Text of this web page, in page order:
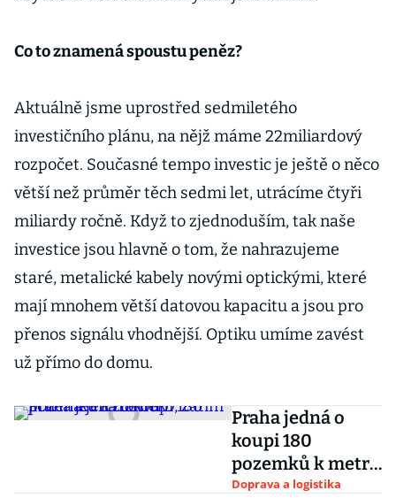
Co to znamená spoustu peněz?
Aktuálně jsme uprostřed sedmiletého
investičního plánu, na nějž máme 22miliardový
rozpočet. Současné tempo investic je ještě o něco
větší než průměr těch sedmi let, utrácíme čtyři
miliardy ročně. Když to zjednoduším, tak naše
investice jsou hlavně o tom, že nahrazujeme
staré, metalické kabely novými optickými, které
mají mnohem větší datovou kapacitu a jsou pro
přenos signálu vhodnější. Optiku umíme zavést
už přímo do domu.
Praha jedná o
koupi 180
pozemků k metru
D, zatím jich má
Doprava a logistika